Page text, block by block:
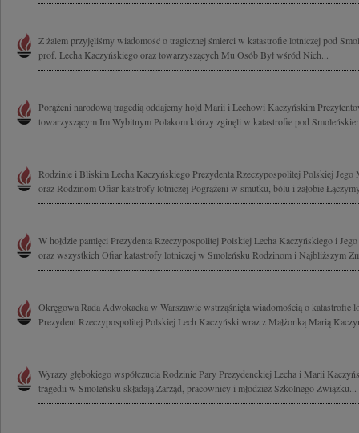
Z żalem przyjęliśmy wiadomość o tragicznej śmierci w katastrofie lotniczej pod
prof. Lecha Kaczyńskiego oraz towarzyszących Mu Osób Był wśród Nich...
Porążeni narodową tragedią oddajemy hołd Marii i Lechowi Kaczyńskim
towarzyszącym Im Wybitnym Polakom którzy zginęli w katastrofie pod
Rodzinie i Bliskim Lecha Kaczyńskiego Prezydenta Rzeczypospolitej Polskiej
oraz Rodzinom Ofiar katstrofy lotniczej Pogrążeni w smutku, bólu i żałobie
W hołdzie pamięci Prezydenta Rzeczypospolitej Polskiej Lecha Kaczyńskiego i
oraz wszystkich Ofiar katastrofy lotniczej w Smoleńsku Rodzinom i Najbliższym
Okręgowa Rada Adwokacka w Warszawie wstrząśnięta wiadomością o katastrofie
Prezydent Rzeczypospolitej Polskiej Lech Kaczyński wraz z Małżonką Marią
Wyrazy głębokiego współczucia Rodzinie Pary Prezydenckiej Lecha i Marii
tragedii w Smoleńsku składają Zarząd, pracownicy i młodzież Szkolnego Związku...